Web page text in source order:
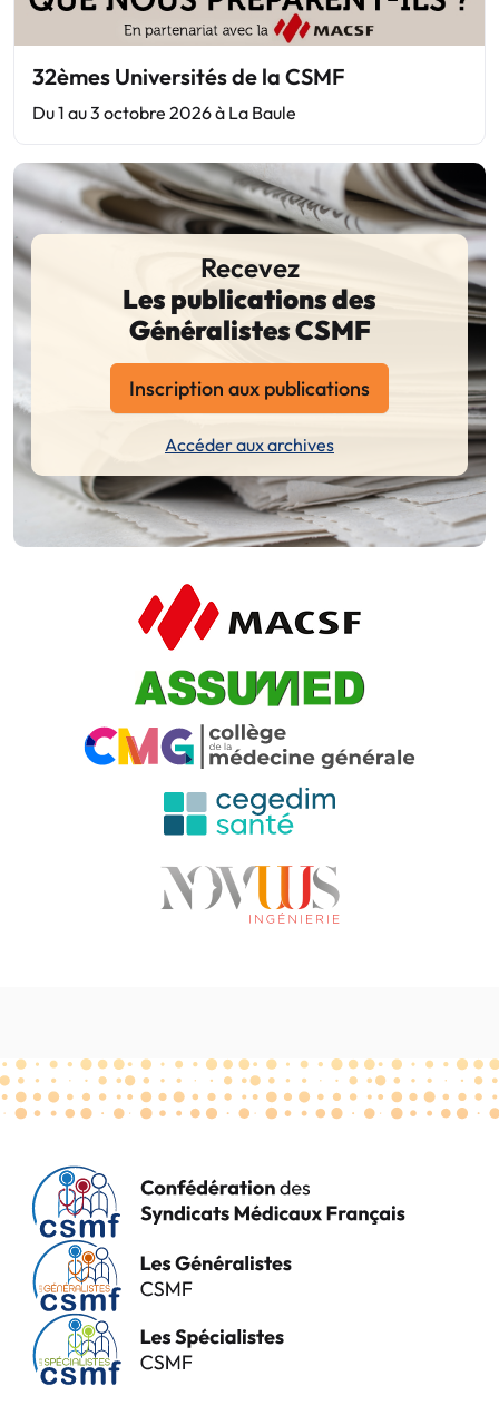
32èmes Universités de la CSMF
Du 1 au 3 octobre 2026 à La Baule
Recevez
Les publications des
Généralistes CSMF
Inscription aux publications
Accéder aux archives